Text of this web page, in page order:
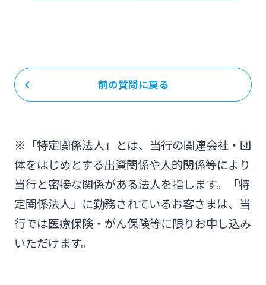
前の質問に戻る
※「特定関係法人」とは、当行の関連会社・団
体をはじめとする出資関係や人的関係等により
当行と密接な関係がある法人を指します。「特
定関係法人」に勤務されているお客さまは、当
行では医療保険・がん保険等に限りお申し込み
いただけます。